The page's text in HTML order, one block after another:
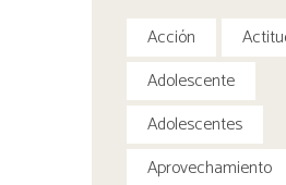
Acción
Adolescente
Adolescentes
Aprovechamiento